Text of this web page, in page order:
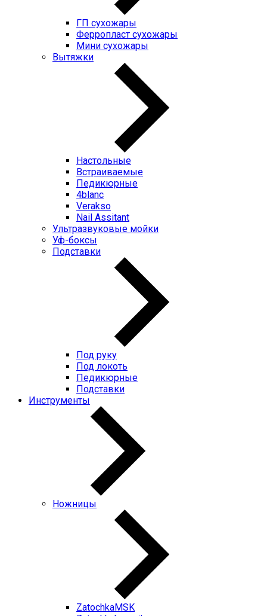
ГП cухожары
Ферропласт cухожары
Мини cухожары
Вытяжки
Настольные
Встраиваемые
Педикюрные
4blanc
Verakso
Nail Assitant
Ультразвуковые мойки
Уф-боксы
Подставки
Под руку
Под локоть
Педикюрные
Подставки
Инструменты
Ножницы
ZatochkaMSK